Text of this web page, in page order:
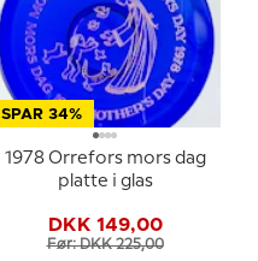
SPAR 34%
1978 Orrefors mors dag
platte i glas
DKK 149,00
Før: DKK 225,00